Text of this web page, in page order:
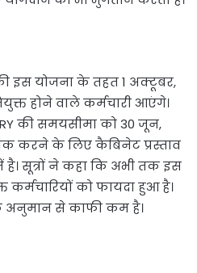
इस योजना के तहत 1 अक्टूबर,
होने वाले कर्मचारी आएंगे।
की समयसीमा को 30 जून,
तक करने के लिए कैबिनेट प्रस्ताव
है। सूत्रों ने कहा कि अभी तक इस
कर्मचारियों को फायदा हुआ है।
अनुमान से काफी कम है।